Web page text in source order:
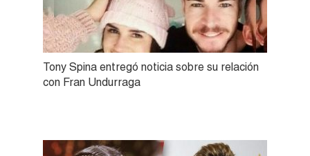
Tony Spina entregó noticia sobre su relación
con Fran Undurraga